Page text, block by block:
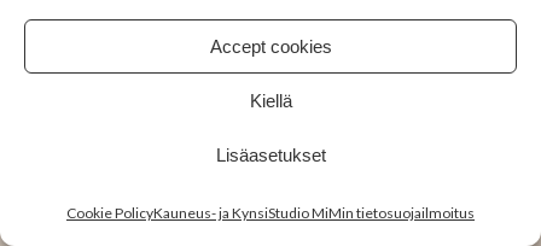
Accept cookies
Kiellä
Lisäasetukset
Cookie PolicyKauneus- ja KynsiStudio MiMin tietosuojailmoitus